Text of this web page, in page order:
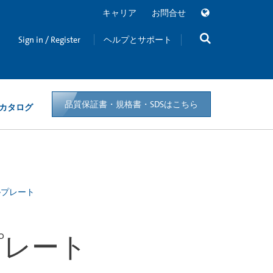
キャリア お問合せ
Sign in / Register ヘルプとサポート
カタログ 品質保証書・規格書・SDSはこちら
レート
ート